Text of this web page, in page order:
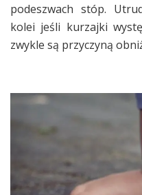
podeszwach stóp.
kolei jeśli kurzajki
zwykle są przyczyną